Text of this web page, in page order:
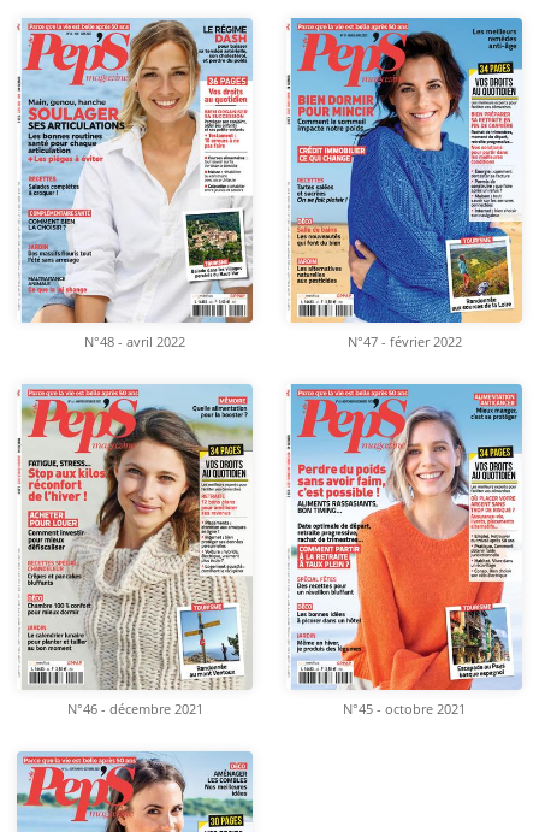
N°48 - avril 2022 N°47 - février 2022
N°46 - décembre 2021 N°45 - octobre 2021